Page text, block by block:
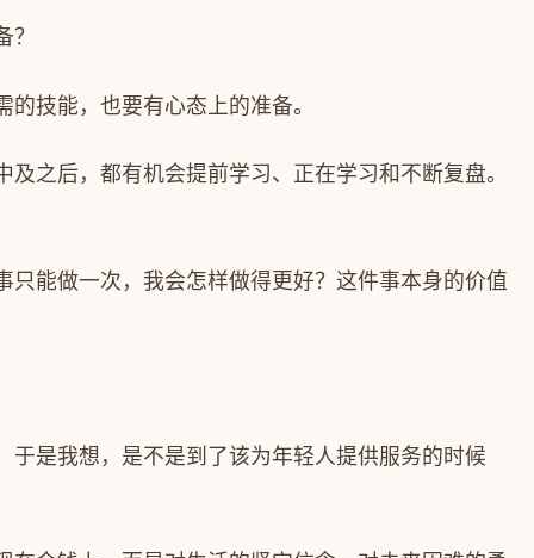
技能，也要有心态上的准备。
之后，都有机会提前学习、正在学习和不断复盘。
能做一次，我会怎样做得更好？这件事本身的价值
是我想，是不是到了该为年轻人提供服务的时候